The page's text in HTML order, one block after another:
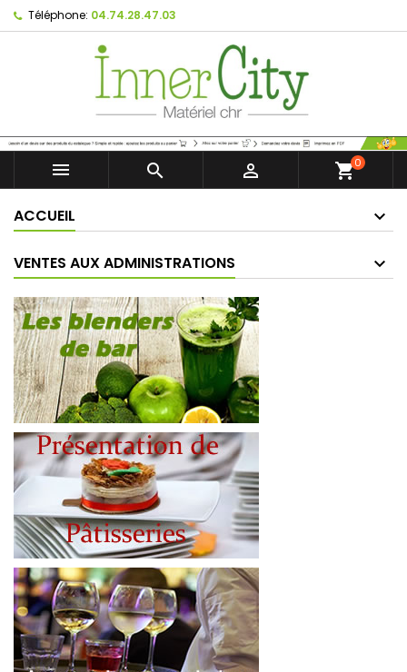
Téléphone: 04.74.28.47.03
   shopping_cart0
ACCUEIL
VENTES AUX ADMINISTRATIONS